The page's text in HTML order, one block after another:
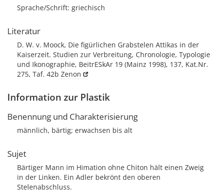
Sprache/Schrift: griechisch
Literatur
D. W. v. Moock, Die figürlichen Grabstelen Attikas in der
Kaiserzeit. Studien zur Verbreitung, Chronologie, Typologie
und Ikonographie, BeitrESkAr 19 (Mainz 1998), 137, Kat.Nr.
275, Taf. 42b Zenon
Information zur Plastik
Benennung und Charakterisierung
männlich, bärtig; erwachsen bis alt
Sujet
Bärtiger Mann im Himation ohne Chiton hält einen Zweig
in der Linken. Ein Adler bekrönt den oberen
Stelenabschluss.